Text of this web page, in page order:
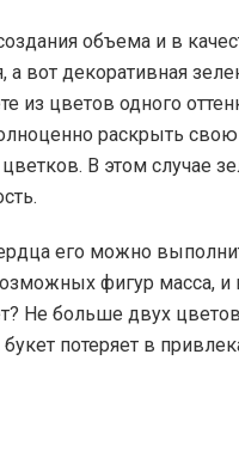
объема и в
вот декоративная
из цветов одного
раскрыть свою
В этом случае
его можно
фигур масса, и
Не больше двух
потеряет в